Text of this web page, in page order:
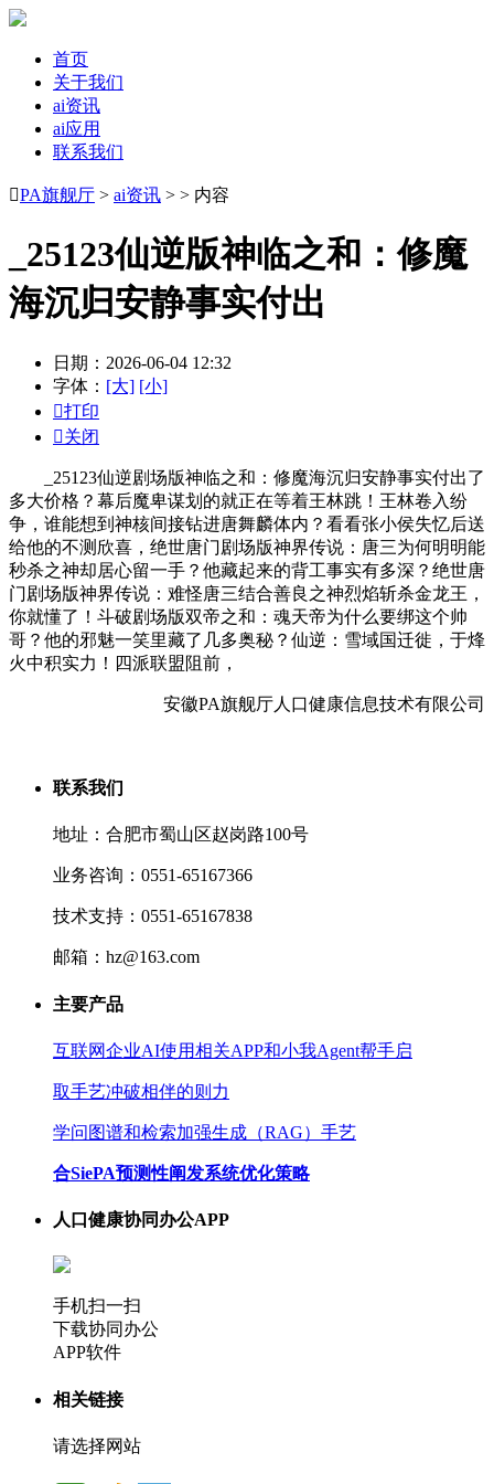
首页
关于我们
ai资讯
ai应用
联系我们
PA旗舰厅 > ai资讯 > > 内容
_25123仙逆版神临之和：修魔
海沉归安静事实付出
日期：2026-06-04 12:32
字体： [大] [小]
打印
关闭
_25123仙逆剧场版神临之和：修魔海沉归安静事实付出了
多大价格？幕后魔卑谋划的就正在等着王林跳！王林卷入纷
争，谁能想到神核间接钻进唐舞麟体内？看看张小侯失忆后送
给他的不测欣喜，绝世唐门剧场版神界传说：唐三为何明明能
秒杀之神却居心留一手？他藏起来的背工事实有多深？绝世唐
门剧场版神界传说：难怪唐三结合善良之神烈焰斩杀金龙王，
你就懂了！斗破剧场版双帝之和：魂天帝为什么要绑这个帅
哥？他的邪魅一笑里藏了几多奥秘？仙逆：雪域国迁徙，于烽
火中积实力！四派联盟阻前，
安徽PA旗舰厅人口健康信息技术有限公司
联系我们
地址：合肥市蜀山区赵岗路100号
业务咨询：0551-65167366
技术支持：0551-65167838
邮箱：hz@163.com
主要产品
互联网企业AI使用相关APP和小我Agent帮手启
取手艺冲破相伴的则力
学问图谱和检索加强生成（RAG）手艺
合SiePA预测性阐发系统优化策略
人口健康协同办公APP
手机扫一扫
下载协同办公
APP软件
相关链接
请选择网站